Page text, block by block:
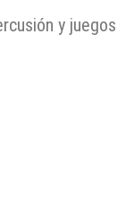
y juegos